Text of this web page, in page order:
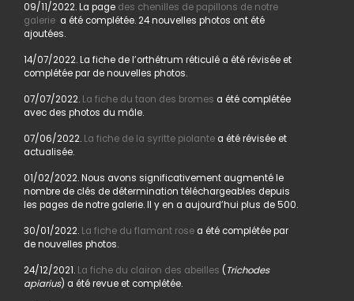
09/11/2022. La page des chenilles de papillons de notre
galerie a été complétée. 24 nouvelles photos ont été
ajoutées.
14/07/2022. La fiche de l’orthétrum réticulé a été révisée et
complétée par de nouvelles photos.
07/07/2022. La fiche du taon des bromes a été complétée
avec des photos du mâle.
07/06/2022. La fiche de la syritte piolantea été révisée et
actualisée.
01/02/2022. Nous avons significativement augmenté le
nombre de clés de détermination téléchargeables depuis
les pages de notre galerie. Il y en a aujourd’hui plus de 500.
30/01/2022. La fiche du flamant rosea été complétée par
de nouvelles photos.
24/12/2021. La fiche du clairon des abeilles ( Trichodes
apiarius) a été revue et complétée.